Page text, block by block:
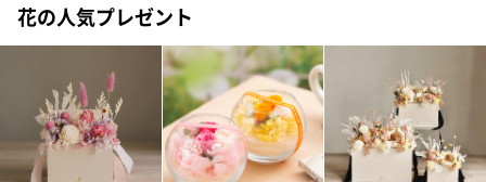
商品詳細情報
生花アレンジ
メント
サイズ：
横幅（最大）18cm
高さ（最大）24cm
奥行14cm
花の人気プレゼント